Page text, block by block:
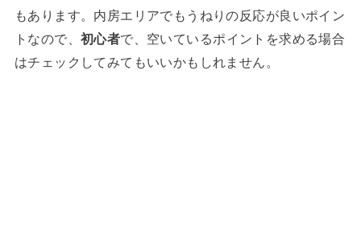
もあります。内房エリアでもうねりの反応が良いポイン
トなので、 初心者で、空いているポイントを求める場合
はチェックしてみてもいいかもしれません。